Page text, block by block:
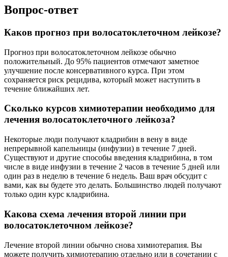
Вопрос-ответ
Каков прогноз при волосатоклеточном лейкозе?
Прогноз при волосатоклеточном лейкозе обычно
положительный. До 95% пациентов отмечают заметное
улучшение после консервативного курса. При этом
сохраняется риск рецидива, который может наступить в
течение ближайших лет.
Сколько курсов химиотерапии необходимо для
лечения волосатоклеточного лейкоза?
Некоторые люди получают кладрибин в вену в виде
непрерывной капельницы (инфузии) в течение 7 дней.
Существуют и другие способы введения кладрибина, в том
числе в виде инфузии в течение 2 часов в течение 5 дней или
один раз в неделю в течение 6 недель. Ваш врач обсудит с
вами, как вы будете это делать. Большинство людей получают
только один курс кладрибина.
Какова схема лечения второй линии при
волосатоклеточном лейкозе?
Лечение второй линии обычно снова химиотерапия. Вы
можете получить химиотерапию отдельно или в сочетании с